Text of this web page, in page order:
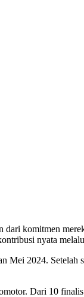
komitmen
nyata
Mei 2024.
Dari 10